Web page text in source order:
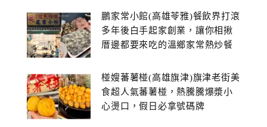
鵬家常小館(高雄苓雅)餐飲界打滾
多年後白手起家創業，讓你相揪
厝邊都要來吃的溫鄉家常熱炒餐
椪嫂蕃薯椪(高雄旗津)旗津老街美
食超人氣蕃薯椪，熱騰騰爆漿小
心燙口，假日必拿號碼牌